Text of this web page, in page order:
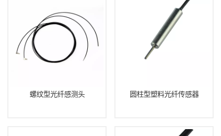
螺纹型光纤感测头 圆柱型塑料光纤传感器